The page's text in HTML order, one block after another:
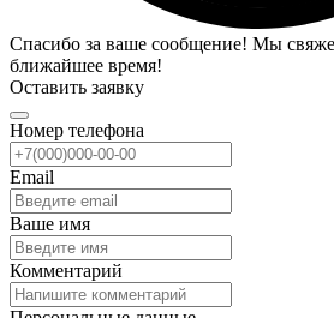
Спасибо за ваше сообщение! Мы
ближайшее время!
Оставить заявку
Номер телефона
Email
Ваше имя
Комментарий